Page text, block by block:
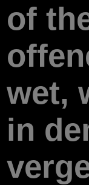
of
wet,
in